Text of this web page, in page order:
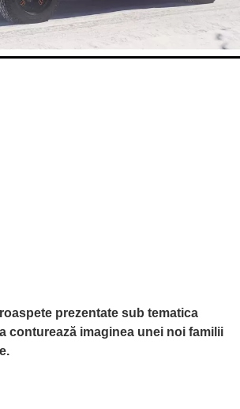
prezentate sub tematica
conturează imaginea unei noi familii